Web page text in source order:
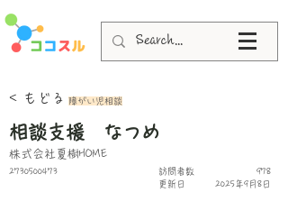
< もどる 障がい児相談
相談支援 なつめ
株式会社夏樹HOME
2730500473
更新日
2025年9月8日
​訪問者数 978